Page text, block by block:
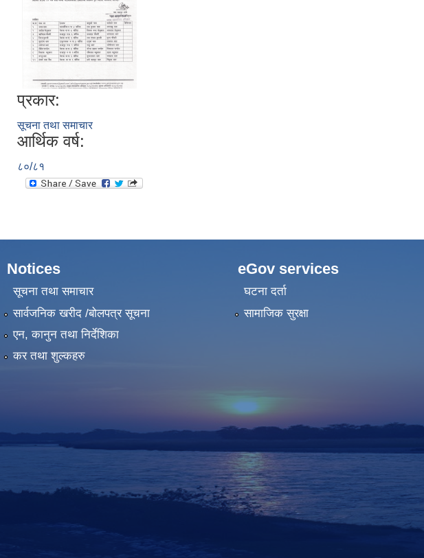
प्रकार:
सूचना तथा समाचार
आर्थिक वर्ष:
८०/८१
Notices
सूचना तथा समाचार
सार्वजनिक खरीद /बोलपत्र सूचना
एन, कानुन तथा निर्देशिका
कर तथा शुल्कहरु
eGov services
घटना दर्ता
सामाजिक सुरक्षा